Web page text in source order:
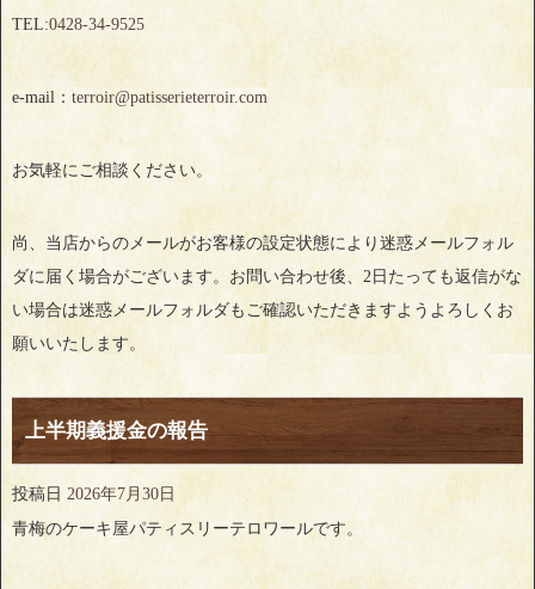
TEL:0428‐34‐9525
e-mail： terroir@patisserieterroir.com
お気軽にご相談ください。
尚、当店からのメールがお客様の設定状態により迷惑メールフォル
ダに届く場合がございます。お問い合わせ後、2日たっても返信がな
い場合は迷惑メールフォルダもご確認いただきますようよろしくお
願いいたします。
上半期義援金の報告
投稿日 2026年7月30日
青梅のケーキ屋パティスリーテロワールです。